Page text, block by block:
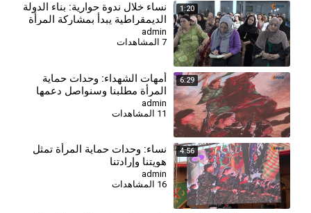
1:20
⁣نساء خلال ندوة حوارية: بناء الدولة
الديمقراطية يبدأ بمشاركة المرأة
في صنع القرار
admin
7 المشاهدات
6:29
⁣أمهات الشهداء: وحدات حماية
المرأة مطلبنا وسنواصل دعمها
والحفاظ على استقلاليتها
admin
11 المشاهدات
4:56
⁣نساء: وحدات حماية المرأة تمثل
هويتنا وإرادتنا
admin
16 المشاهدات